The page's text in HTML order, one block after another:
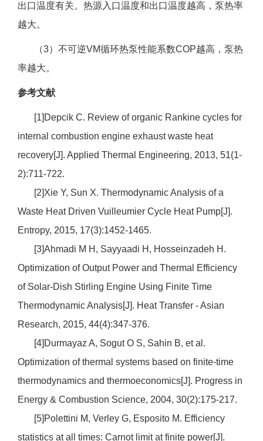
出口温度有关。热源入口温度和出口温度越高，泵热率
越大。
（3）不可逆VM循环热泵性能系数COP越高，泵热
率越大。
参考文献
[1]Depcik C. Review of organic Rankine cycles for
internal combustion engine exhaust waste heat
recovery[J]. Applied Thermal Engineering, 2013, 51(1-
2):711-722.
[2]Xie Y, Sun X. Thermodynamic Analysis of a
Waste Heat Driven Vuilleumier Cycle Heat Pump[J].
Entropy, 2015, 17(3):1452-1465.
[3]Ahmadi M H, Sayyaadi H, Hosseinzadeh H.
Optimization of Output Power and Thermal Efficiency
of Solar‐Dish Stirling Engine Using Finite Time
Thermodynamic Analysis[J]. Heat Transfer - Asian
Research, 2015, 44(4):347-376.
[4]Durmayaz A, Sogut O S, Sahin B, et al.
Optimization of thermal systems based on finite-time
thermodynamics and thermoeconomics[J]. Progress in
Energy & Combustion Science, 2004, 30(2):175-217.
[5]Polettini M, Verley G, Esposito M. Efficiency
statistics at all times: Carnot limit at finite power[J].